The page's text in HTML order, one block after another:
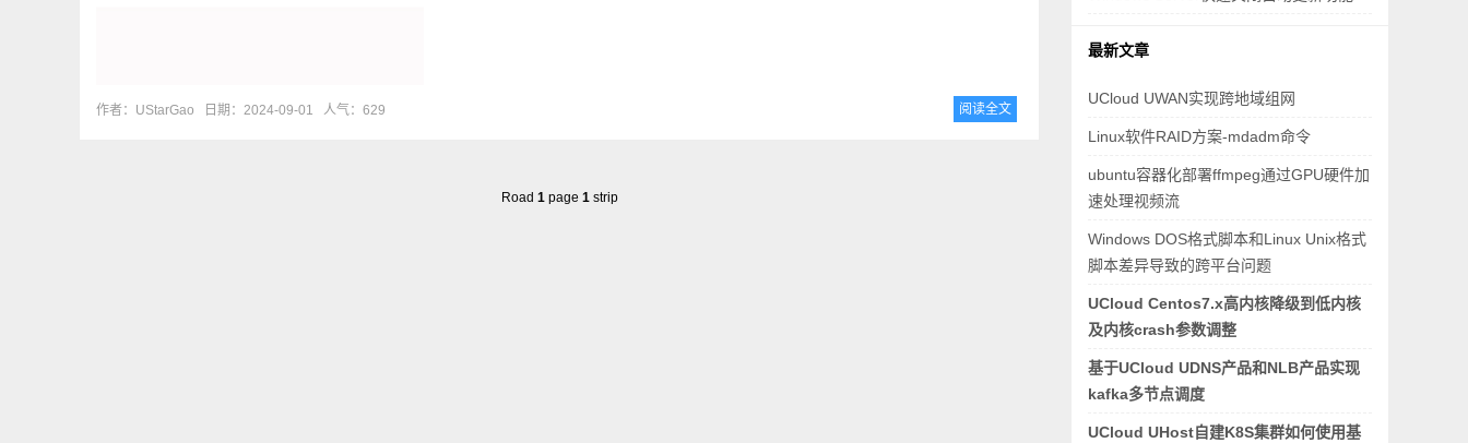
作者：UStarGao 日期：2024-09-01 人气：629 阅读全文
Road 1 page 1 strip
最新文章
UCloud UWAN实现跨地域组网
Linux软件RAID方案-mdadm命令
ubuntu容器化部署ffmpeg通过GPU硬件加
速处理视频流
Windows DOS格式脚本和Linux Unix格式
脚本差异导致的跨平台问题
UCloud Centos7.x高内核降级到低内核
及内核crash参数调整
基于UCloud UDNS产品和NLB产品实现
kafka多节点调度
UCloud UHost自建K8S集群如何使用基